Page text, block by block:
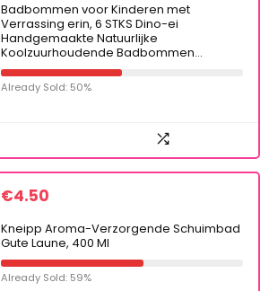
Badbommen voor Kinderen met
Verrassing erin, 6 STKS Dino-ei
Handgemaakte Natuurlijke
Koolzuurhoudende Badbommen…
Already Sold: 50%
€4.50
Kneipp Aroma-Verzorgende Schuimbad
Gute Laune, 400 Ml
Already Sold: 59%